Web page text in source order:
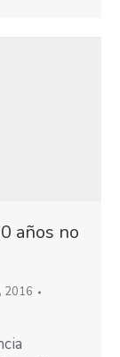
años no
2016